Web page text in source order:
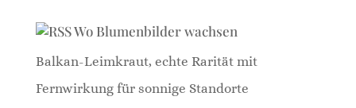
Wo Blumenbilder wachsen
Balkan-Leimkraut, echte Rarität mit
Fernwirkung für sonnige Standorte